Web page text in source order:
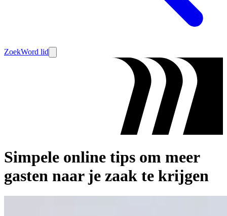
ZoekWord lid
Simpele online tips om meer
gasten naar je zaak te krijgen